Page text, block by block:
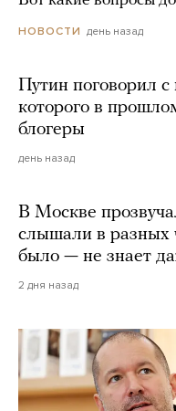
НОВОСТИ день назад
Путин поговорил
которого в
блогеры
день назад
В Москве
слышали в разных
было — не знает
2 дня назад